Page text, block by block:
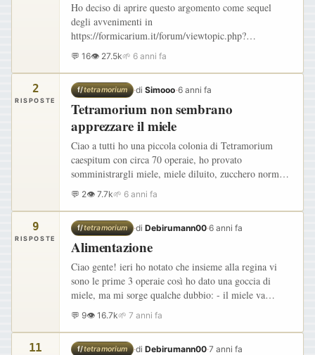
Ho deciso di aprire questo argomento come sequel
degli avvenimenti in
https://formicarium.it/forum/viewtopic.php?
f=38&t=16344"
onclick="window.open(this.href);return false; , poichè
la situazione sta prendendo una…
💬 16👁 27.5k🌱 6 anni fa
2
RISPOSTE
f/tetramorium ·diSimooo·6 anni fa
Tetramorium non sembrano
apprezzare il miele
Ciao a tutti ho una piccola colonia di Tetramorium
caespitum con circa 70 operaie, ho provato
somministrargli miele, miele diluito, zucchero normale
e di canna, ma in ogni caso non c' è stato un grande
interesse da…
💬 2👁 7.7k🌱 6 anni fa
9
RISPOSTE
f/tetramorium ·diDebirumann00·6 anni fa
Alimentazione
Ciao gente! ieri ho notato che insieme alla regina vi
sono le prime 3 operaie così ho dato una goccia di
miele, ma mi sorge qualche dubbio: - il miele va
diluito? - il miele va dato necessariamente spalmato sul
cotone?…
💬 9👁 16.7k🌱 7 anni fa
11 f/tetramorium ·diDebirumann00·7 anni fa